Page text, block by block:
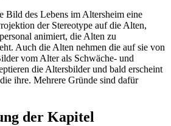
Bild des Lebens im Altersheim eine
der Stereotype auf die Alten,
animiert, die Alten zu
Auch die Alten nehmen die auf sie von
vom Alter als Schwäche- und
die Altersbilder und bald erscheint
ihre. Mehrere Gründe sind dafür
der Kapitel